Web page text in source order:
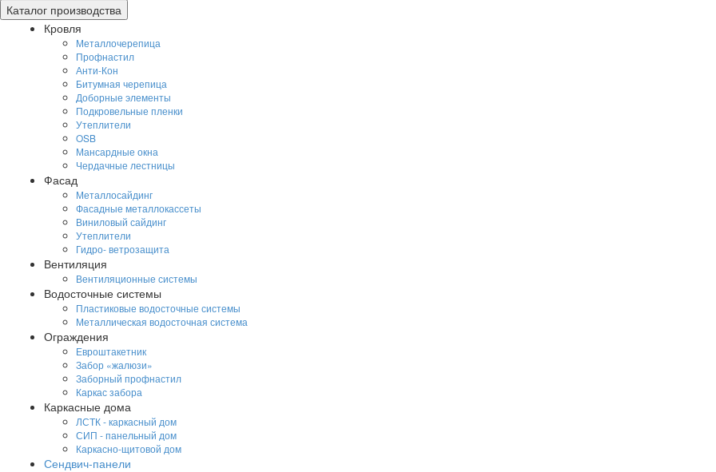
Toggle
navigation
Каталог производства
Кровля
Металлочерепица
Профнастил
Анти-Кон
Битумная черепица
Доборные элементы
Подкровельные пленки
Утеплители
OSB
Мансардные окна
Чердачные лестницы
Фасад
Металлосайдинг
Фасадные металлокассеты
Виниловый сайдинг
Утеплители
Гидро- ветрозащита
Вентиляция
Вентиляционные системы
Водосточные системы
Пластиковые водосточные системы
Металлическая водосточная система
Ограждения
Евроштакетник
Забор «жалюзи»
Заборный профнастил
Каркас забора
Каркасные дома
ЛСТК - каркасный дом
СИП - панельный дом
Каркасно-щитовой дом
Сендвич-панели